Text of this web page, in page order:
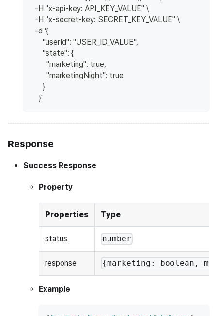
  -H "x-api-key: API_KEY_VALUE" \
  -H "x-secret-key: SECRET_KEY_VALUE" \
  -d '{
      "userId": "USER_ID_VALUE",
      "state": {
        "marketing": true,
        "marketingNight": true
      }
    }'
Response
Success Response
Property
Properties Type
status number
response {marketing: boolean,
Example